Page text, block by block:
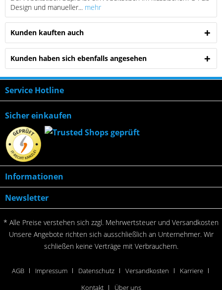
Design und manueller... mehr
Kunden kauften auch
Kunden haben sich ebenfalls angesehen
Service Hotline
Sicher einkaufen
Informationen
Newsletter
* Alle Preise verstehen sich zzgl. Mehrwertsteuer und Versandkosten
Unsere Angebote richten sich ausschließlich an Unternehmer. Wir
schließen keine Verträge mit Verbrauchern.
AGB Impressum Datenschutz Versandkosten
Karriere
Kontakt
Über uns